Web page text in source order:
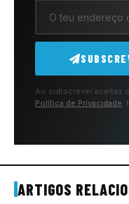
Ao subscrever aceitas
Política de Privacidade.
ARTIGOS